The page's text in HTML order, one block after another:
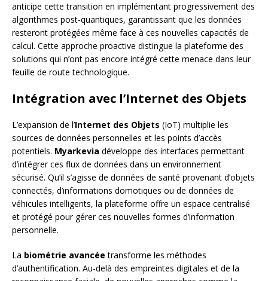
anticipe cette transition en implémentant progressivement des
algorithmes post-quantiques, garantissant que les données
resteront protégées même face à ces nouvelles capacités de
calcul. Cette approche proactive distingue la plateforme des
solutions qui n’ont pas encore intégré cette menace dans leur
feuille de route technologique.
Intégration avec l’Internet des Objets
L’expansion de l’Internet des Objets (IoT) multiplie les
sources de données personnelles et les points d’accès
potentiels. Myarkevia développe des interfaces permettant
d’intégrer ces flux de données dans un environnement
sécurisé. Qu’il s’agisse de données de santé provenant d’objets
connectés, d’informations domotiques ou de données de
véhicules intelligents, la plateforme offre un espace centralisé
et protégé pour gérer ces nouvelles formes d’information
personnelle.
La biométrie avancée transforme les méthodes
d’authentification. Au-delà des empreintes digitales et de la